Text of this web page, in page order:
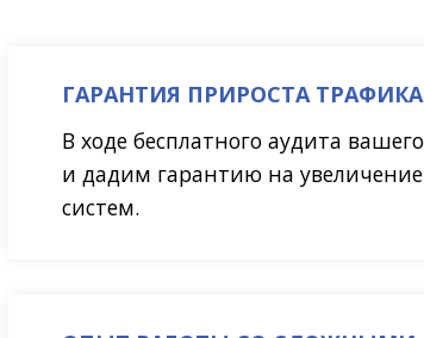
ГАРАНТИЯ ПРИРОСТА ТРАФИКА
В ходе бесплатного аудита
и дадим гарантию на
систем.